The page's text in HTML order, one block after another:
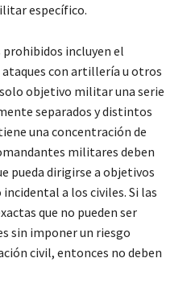
específico.
incluyen el
ataques con artillería u otros
objetivo militar una serie
separados y distintos
una concentración de
militares deben
pueda dirigirse a objetivos
a los civiles. Si las
que no pueden ser
sin imponer un riesgo
civil, entonces no deben